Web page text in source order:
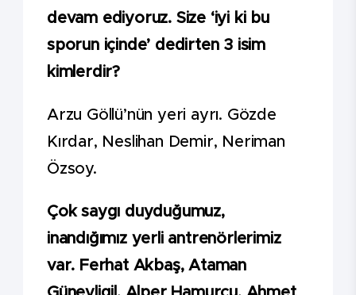
devam ediyoruz. Size ‘iyi ki bu
sporun içinde’ dedirten 3 isim
kimlerdir?
Arzu Göllü’nün yeri ayrı. Gözde
Kırdar, Neslihan Demir, Neriman
Özsoy.
Çok saygı duyduğumuz,
inandığımız yerli antrenörlerimiz
var. Ferhat Akbaş, Ataman